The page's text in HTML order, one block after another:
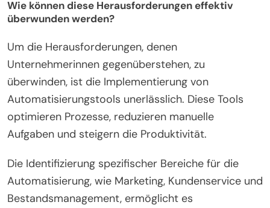
Wie können diese Herausforderungen effektiv
überwunden werden?
Um die Herausforderungen, denen
Unternehmerinnen gegenüberstehen, zu
überwinden, ist die Implementierung von
Automatisierungstools unerlässlich. Diese Tools
optimieren Prozesse, reduzieren manuelle
Aufgaben und steigern die Produktivität.
Die Identifizierung spezifischer Bereiche für die
Automatisierung, wie Marketing, Kundenservice und
Bestandsmanagement, ermöglicht es